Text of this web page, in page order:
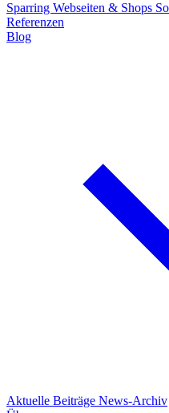
Sparring Webseiten & Shops
Referenzen
Blog
Aktuelle Beiträge News-Archiv